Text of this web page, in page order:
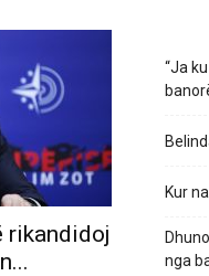
rikandidoj
“Ja
Kur
nga